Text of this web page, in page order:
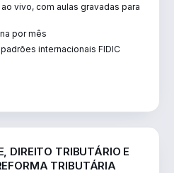
vivo, com aulas gravadas para
por mês
internacionais FIDIC
DIREITO TRIBUTÁRIO E
TRIBUTÁRIA